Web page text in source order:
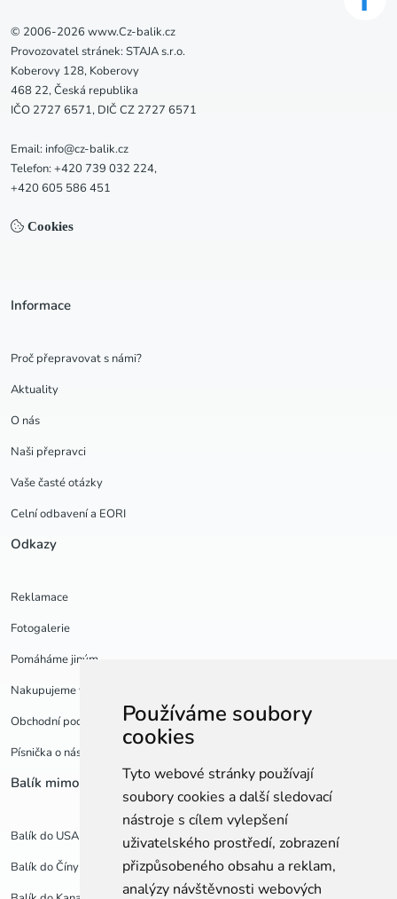
Používáme soubory
cookies
Tyto webové stránky používají
soubory cookies a další sledovací
nástroje s cílem vylepšení
uživatelského prostředí, zobrazení
přizpůsobeného obsahu a reklam,
analýzy návštěvnosti webových
© 2006-2026 www.Cz-balik.cz
Provozovatel stránek: STAJA s.r.o.
Koberovy 128, Koberovy
468 22, Česká republika
IČO 2727 6571, DIČ CZ 2727 6571
Email: info@cz-balik.cz
Telefon: +420 739 032 224,
+420 605 586 451
Cookies
Informace
Proč přepravovat s námi?
Aktuality
O nás
Naši přepravci
Vaše časté otázky
Celní odbavení a EORI
Odkazy
Reklamace
Fotogalerie
Pomáháme jiným
Nakupujeme v USA
Obchodní podmínky a GDPR
Písnička o nás
Balík mimo EU
Balík do USA
Balík do Číny
Balíky po Evropě
Balík do Anglie
Balík do Polska